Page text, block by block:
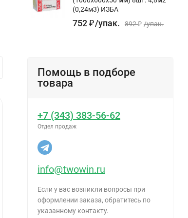
(0,24м3) ИЗБА
752₽/упак. 892₽ /упак.
Помощь в подборе
товара
+7 (343) 383-56-62
Отдел продаж
info@twowin.ru
Если у вас возникли вопросы при
оформлении заказа, обратитесь по
указанному контакту.